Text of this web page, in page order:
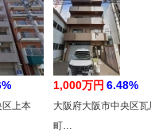
区上本
1,000万円 6.48%
大阪府大阪市中央区瓦
町…